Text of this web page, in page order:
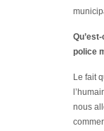
police
Le fait
nous